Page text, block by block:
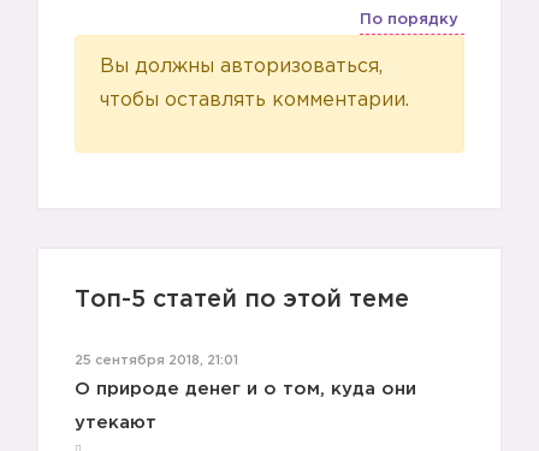
📚
По порядку
Вы должны авторизоваться,
чтобы оставлять комментарии.
Топ-5 статей по этой теме
25 сентября 2018, 21:01
О природе денег и о том, куда они
утекают